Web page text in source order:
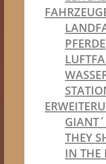
PFERDE
THEY
IN THE